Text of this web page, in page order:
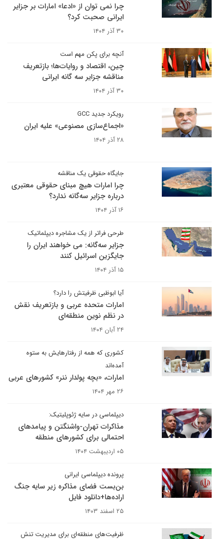
چرا نمی توان از «ادعا» امارات بر جزایر
ایرانی صحبت کرد؟
۳۰ آذر ۱۴۰۴
آنچه برای پکن مهم است
چین، اقتصاد و روایات‌ها؛ بازتعریف
مناقشه جزایر سه گانه ایرانی
۳۰ آذر ۱۴۰۴
رویکرد جدید GCC
«اجماع‌سازی مصنوعی» علیه ایران
۲۸ آذر ۱۴۰۴
جایگاه حقوقی یک مناقشه
چرا امارات هیچ مبنای حقوقی معتبری
درباره جزایر سه‌گانه ندارد؟
۱۶ آذر ۱۴۰۴
طرحی فراتر از یک مشاجره دیپلماتیک
جزایر سه‌گانه: می خواهند ایران را
جایگزین اسرائیل کنند
۱۵ آذر ۱۴۰۴
آیا ابوظبی ظرفیتش را دارد؟
امارات متحده عربی و بازتعریف نقش
در نظم نوین منطقه‌ای
۲۴ آبان ۱۴۰۴
کشوری که همه از رفتارهایش به ستوه
آمده‌اند
امارات، «بچه پولدار ننر» کشورهای عربی
۲۶ مهر ۱۴۰۴
دیپلماسی در سایه ژئوپلیتیک:
مذاکرات تهران-واشنگتن و پیامدهای
احتمالی برای کشورهای منطقه
۰۵ اردیبهشت ۱۴۰۴
پرونده دیپلماسی ایرانی
بن‌بست فضای مذاکره زیر سایه جنگ
اراده‌ها+دانلود فایل
۲۵ اسفند ۱۴۰۳
ظرفیت‌های منطقه‌ای برای مدیریت تنش